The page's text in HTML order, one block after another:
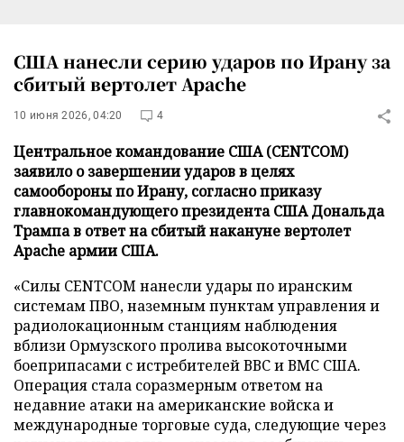
США нанесли серию ударов по Ирану за
сбитый вертолет Apache
10 июня 2026, 04:20 4
Центральное командование США (CENTCOM)
заявило о завершении ударов в целях
самообороны по Ирану, согласно приказу
главнокомандующего президента США Дональда
Трампа в ответ на сбитый накануне вертолет
Apache армии США.
«Силы CENTCOM нанесли удары по иранским
системам ПВО, наземным пунктам управления и
радиолокационным станциям наблюдения
вблизи Ормузского пролива высокоточными
боеприпасами с истребителей ВВС и ВМС США.
Операция стала соразмерным ответом на
недавние атаки на американские войска и
международные торговые суда, следующие через